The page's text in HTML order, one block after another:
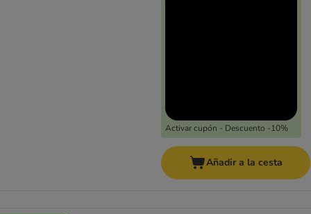
Activar cupón - Descuento -10%
Añadir a la cesta